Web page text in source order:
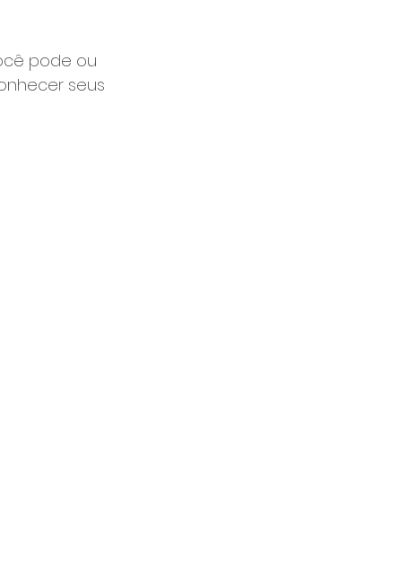
pode ou
seus